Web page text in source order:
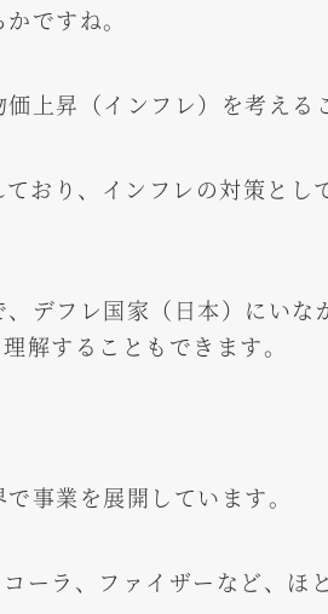
ですね。
上昇（インフレ）を考える
おり、インフレの対策とし
デフレ国家（日本）にい
解することもできます。
事業を展開しています。
ーラ、ファイザーなど、ほ